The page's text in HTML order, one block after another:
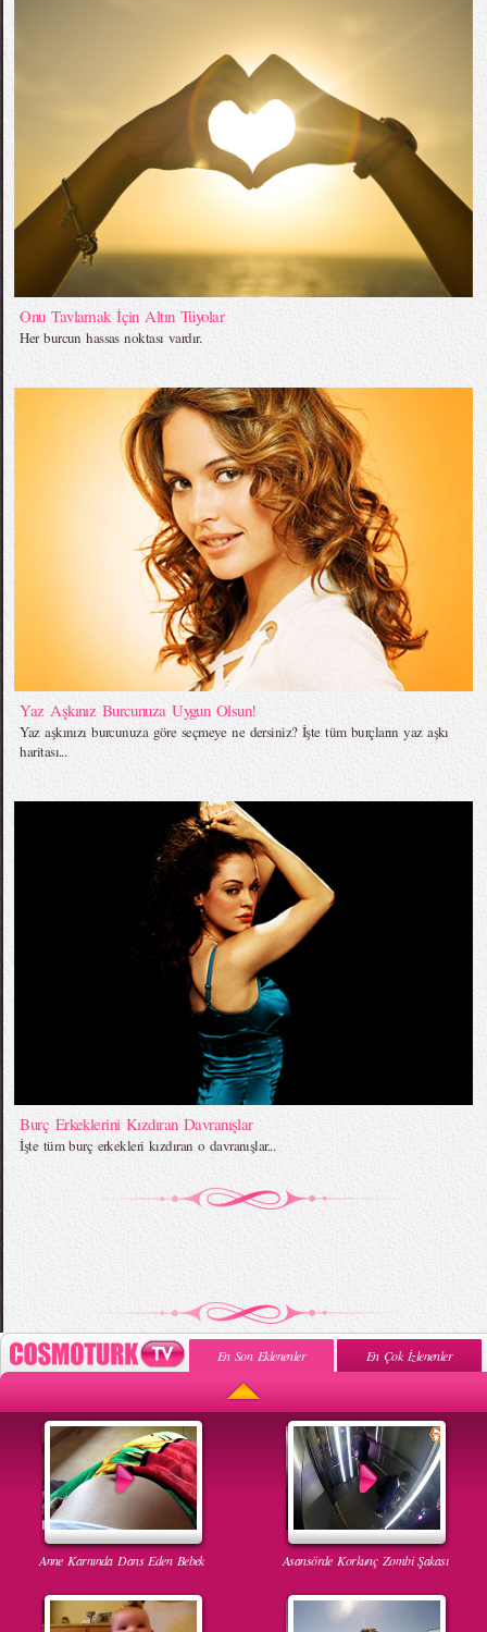
Onu Tavlamak İçin Altın Tüyolar
Her burcun hassas noktası vardır.
Yaz Aşkınız Burcunuza Uygun Olsun!
Yaz aşkınızı burcunuza göre seçmeye ne dersiniz? İşte tüm burçların yaz aşkı
haritası...
Burç Erkeklerini Kızdıran Davranışlar
İşte tüm burç erkekleri kızdıran o davranışlar...
En Son Eklenenler En Çok İzlenenler
Anne Karnında Dans Eden Bebek Asansörde Korkunç Zombi Şakası